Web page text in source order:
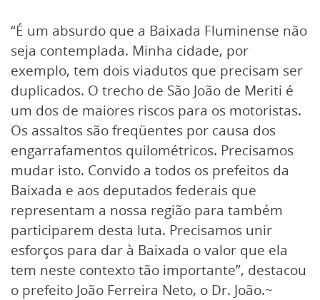
“É um absurdo que a Baixada Fluminense não
seja contemplada. Minha cidade, por
exemplo, tem dois viadutos que precisam ser
duplicados. O trecho de São João de Meriti é
um dos de maiores riscos para os motoristas.
Os assaltos são freqüentes por causa dos
engarrafamentos quilométricos. Precisamos
mudar isto. Convido a todos os prefeitos da
Baixada e aos deputados federais que
representam a nossa região para também
participarem desta luta. Precisamos unir
esforços para dar à Baixada o valor que ela
tem neste contexto tão importante”, destacou
o prefeito João Ferreira Neto, o Dr. João.~